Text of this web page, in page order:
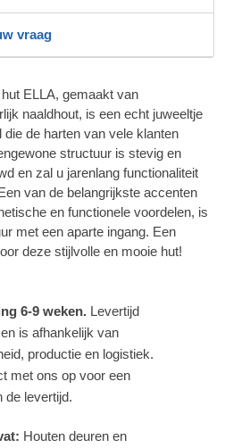
vraag
ELLA, gemaakt van
naaldhout, is een echt juweeltje
die de harten van vele klanten
structuur is stevig en
en zal u jarenlang functionaliteit
van de belangrijkste accenten
en functionele voordelen, is
met een aparte ingang. Een
deze stijlvolle en mooie hut!
6-9 weken. Levertijd
is afhankelijk van
productie en logistiek.
met ons op voor een
de levertijd.
Houten deuren en